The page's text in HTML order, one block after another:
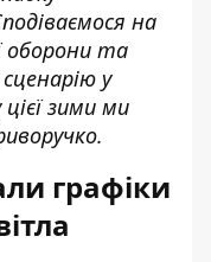
на
оборони та
у
зими ми
графіки